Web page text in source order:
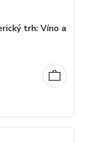
trh: Víno a